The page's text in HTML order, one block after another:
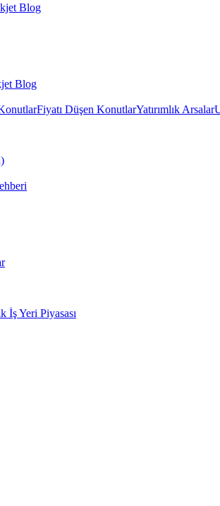
Blog
Blog
Fiyatı Düşen KonutlarYatırımlık Arsalar
İş Yeri Piyasası